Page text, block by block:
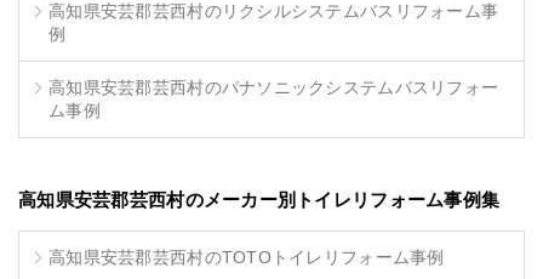
高知県安芸郡芸西村のリクシルシステムバスリフォーム事
例
高知県安芸郡芸西村のパナソニックシステムバスリフォー
ム事例
高知県安芸郡芸西村のメーカー別トイレリフォーム事例集
高知県安芸郡芸西村のTOTOトイレリフォーム事例